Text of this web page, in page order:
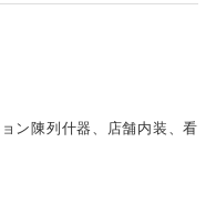
ン陳列什器、店舗内装、看